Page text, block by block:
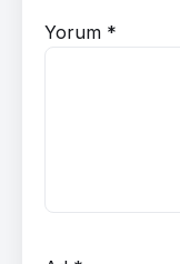
Yorum *